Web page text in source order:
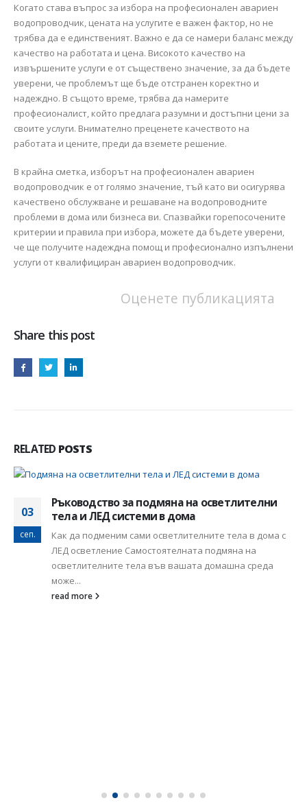
Когато става въпрос за избора на професионален авариен
водопроводчик, цената на услугите е важен фактор, но не
трябва да е единственият. Важно е да се намери баланс между
качество на работата и цена. Високото качество на
извършените услуги е от съществено значение, за да бъдете
уверени, че проблемът ще бъде отстранен коректно и
надеждно. В същото време, трябва да намерите
професионалист, който предлага разумни и достъпни цени за
своите услуги. Внимателно преценете качеството на
работата и цените, преди да вземете решение.
В крайна сметка, изборът на професионален авариен
водопроводчик е от голямо значение, тъй като ви осигурява
качествено обслужване и решаване на водопроводните
проблеми в дома или бизнеса ви. Спазвайки горепосочените
критерии и правила при избора, можете да бъдете уверени,
че ще получите надеждна помощ и професионално изпълнени
услуги от квалифициран авариен водопроводчик.
Оценете публикацията
Share this post
RELATED POSTS
03
сеп.
Ръководство за подмяна на осветлителни
тела и ЛЕД системи в дома
Как да подменим сами осветлителните тела в дома с
ЛЕД осветление Самостоятелната подмяна на
осветлителните тела във вашата домашна среда
може...
read more